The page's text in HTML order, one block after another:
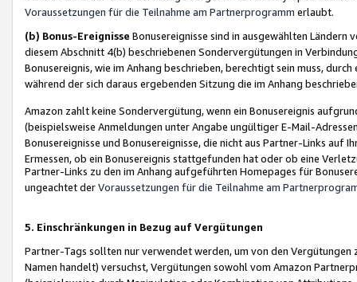
Voraussetzungen für die Teilnahme am Partnerprogramm erlaubt.
(b) Bonus-Ereignisse Bonusereignisse sind in ausgewählten Ländern
diesem Abschnitt 4(b) beschriebenen Sondervergütungen in
Bonusereignis, wie im Anhang beschrieben, berechtigt sein muss,
während der sich daraus ergebenden Sitzung die im Anhang
Amazon zahlt keine Sondervergütung, wenn ein Bonusereignis
(beispielsweise Anmeldungen unter Angabe ungültiger E-Mail-
Bonusereignisse und Bonusereignisse, die nicht aus Partner-Links auf
Ermessen, ob ein Bonusereignis stattgefunden hat oder ob eine
Partner-Links zu den im Anhang aufgeführten Homepages für
ungeachtet derVoraussetzungen für die Teilnahme am
5. Einschränkungen in Bezug auf Vergütungen
Partner-Tags sollten nur verwendet werden, um von den
Namen handelt) versuchst, Vergütungen sowohl vom Amazon